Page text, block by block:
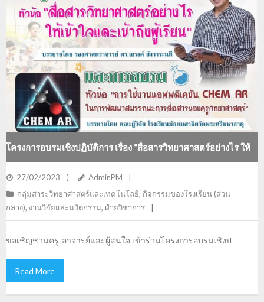
โครงการอบรมเชิงปฏิบัติการ เรื่อง “สื่อสารวิทยาศาสตร์อย่างไร ให้
เข้าใจและเข้าถึงผู้เรียน”
27/02/2023
AdminPM
กลุ่มสาระวิทยาศาสตร์และเทคโนโลยี, กิจกรรมของโรงเรียน (ส่วน
กลาง), งานวิจัยและนวัตกรรม, ฝ่ายวิชาการ
ขอเชิญชวนครู-อาจารย์และผู้สนใจ เข้าร่วมโครงการอบรมเชิงป
Read More